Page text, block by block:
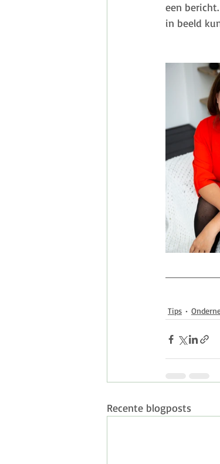
een
in beeld
Tips
Recente blogposts